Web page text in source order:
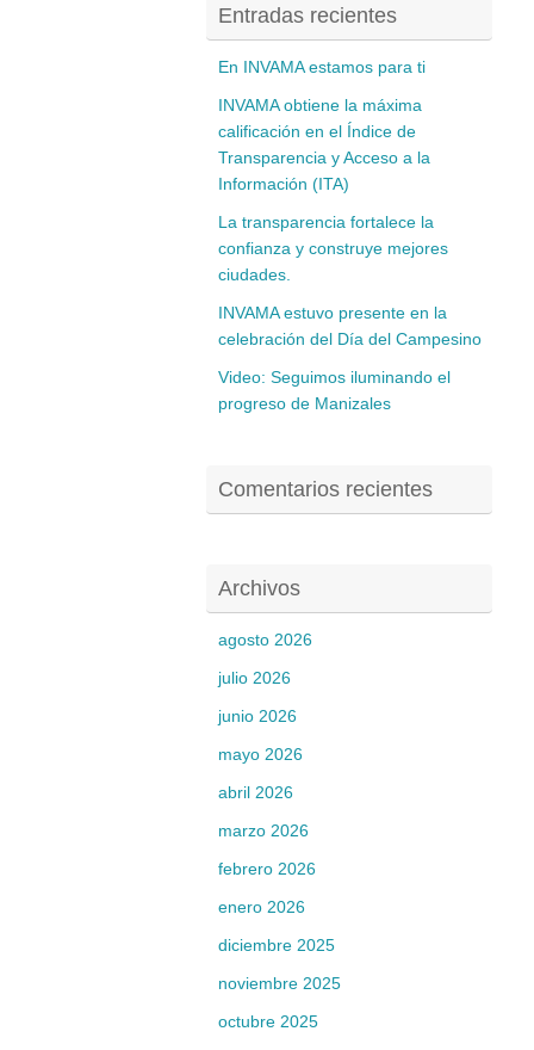
Entradas recientes
En INVAMA estamos para ti
INVAMA obtiene la máxima
calificación en el Índice de
Transparencia y Acceso a la
Información (ITA)
La transparencia fortalece la
confianza y construye mejores
ciudades.
INVAMA estuvo presente en la
celebración del Día del Campesino
Video: Seguimos iluminando el
progreso de Manizales
Comentarios recientes
Archivos
agosto 2026
julio 2026
junio 2026
mayo 2026
abril 2026
marzo 2026
febrero 2026
enero 2026
diciembre 2025
noviembre 2025
octubre 2025